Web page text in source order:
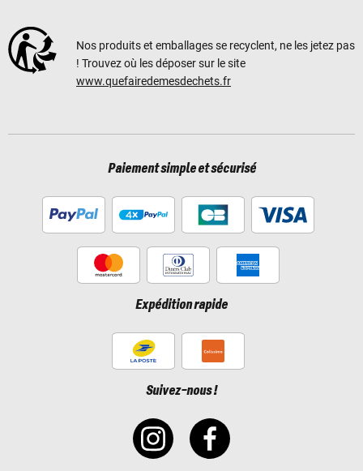
Nos produits et emballages se recyclent, ne les jetez pas
! Trouvez où les déposer sur le site
www.quefairedemesdechets.fr
Paiement simple et sécurisé
Expédition rapide
Suivez-nous !